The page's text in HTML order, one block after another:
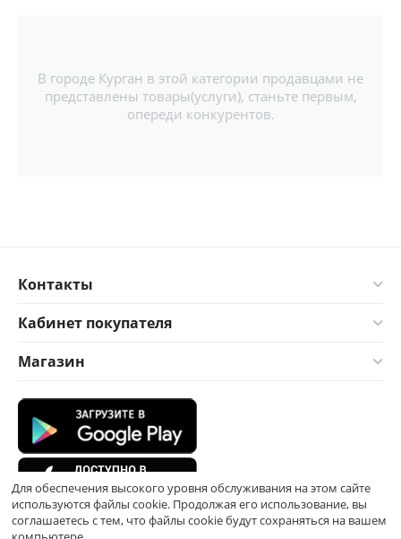
В городе Курган в этой категории продавцами не
представлены товары(услуги), станьте первым,
опереди конкурентов.
Контакты
Кабинет покупателя
Магазин
Для обеспечения высокого уровня обслуживания на этом сайте
используются файлы cookie. Продолжая его использование, вы
соглашаетесь с тем, что файлы cookie будут сохраняться на вашем